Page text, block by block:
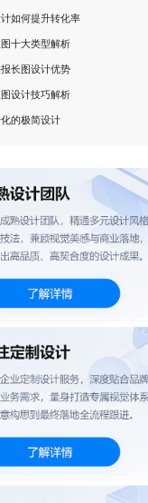
如何提升转化率
十大类型解析
长图设计优势
设计技巧解析
的极简设计